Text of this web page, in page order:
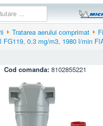
Tratarea aerului comprimat
FG119, 0.3 mg/m3, 1980 l/min
Cod comanda: 8102855221